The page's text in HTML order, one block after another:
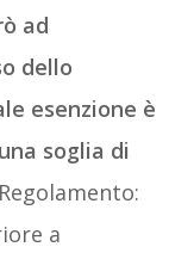
ad
dello
esenzione è
soglia di
a